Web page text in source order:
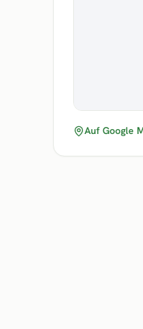
Auf Google